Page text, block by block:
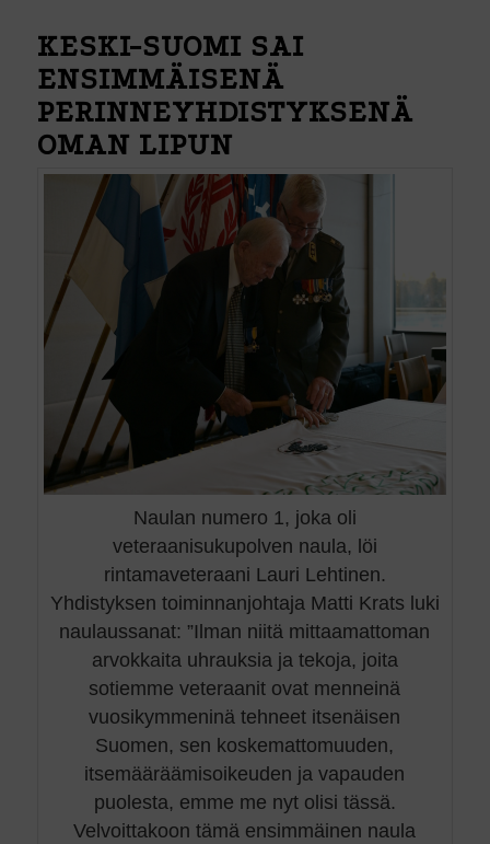
KESKI-SUOMI SAI
ENSIMMÄISENÄ
PERINNEYHDISTYKSENÄ
OMAN LIPUN
Naulan numero 1, joka oli
veteraanisukupolven naula, löi
rintamaveteraani Lauri Lehtinen.
Yhdistyksen toiminnanjohtaja Matti Krats luki
naulaussanat: ”Ilman niitä mittaamattoman
arvokkaita uhrauksia ja tekoja, joita
sotiemme veteraanit ovat menneinä
vuosikymmeninä tehneet itsenäisen
Suomen, sen koskemattomuuden,
itsemääräämisoikeuden ja vapauden
puolesta, emme me nyt olisi tässä.
Velvoittakoon tämä ensimmäinen naula